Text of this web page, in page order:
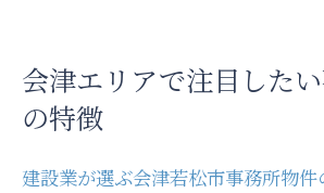
会津エリアで注目した
の特徴
建設業が選ぶ会津若松市事務所物件